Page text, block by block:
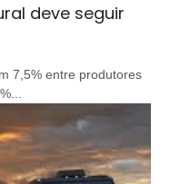
deve seguir
7,5% entre produtores